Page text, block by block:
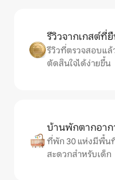
รีวิวจากเกสต์ที่
รีวิวที่ตรวจสอบแล้
ตัดสินใจได้ง่ายขึ้น
บ้านพักตากอาก
ที่พัก 30 แห่งมีพื้น
สะดวกสำหรับเด็ก